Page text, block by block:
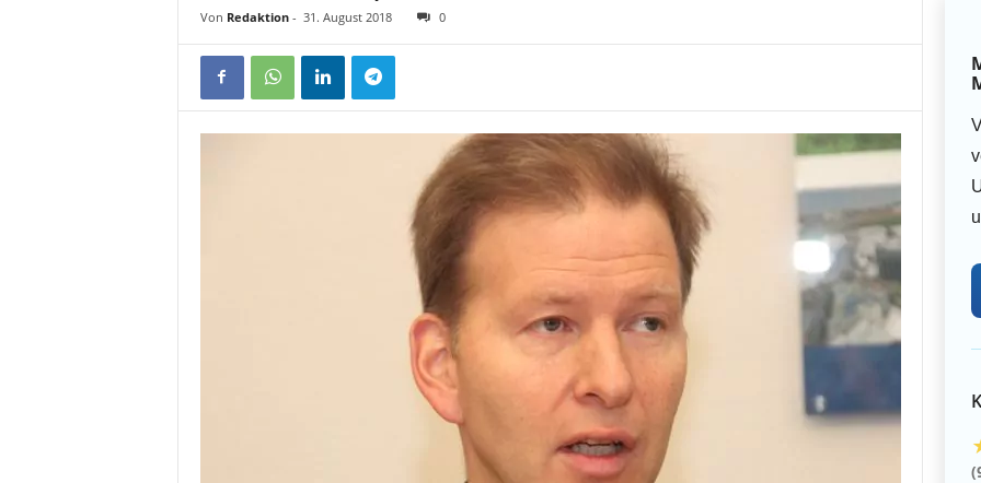
i
Von Redaktion- 31. August 2018 0